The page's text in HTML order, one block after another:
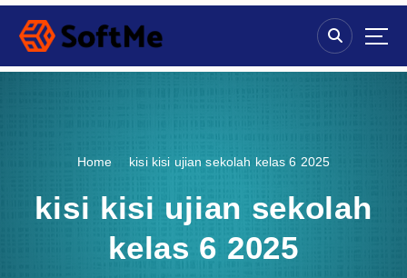
S
p
Home kisi kisi ujian sekolah kelas 6 2025
kisi kisi ujian sekolah
kelas 6 2025